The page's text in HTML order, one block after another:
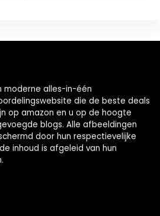
moderne alles-in-één
die de beste deals
op amazon en u op de hoogte
blogs. Alle afbeeldingen
door hun respectievelijke
inhoud is afgeleid van hun